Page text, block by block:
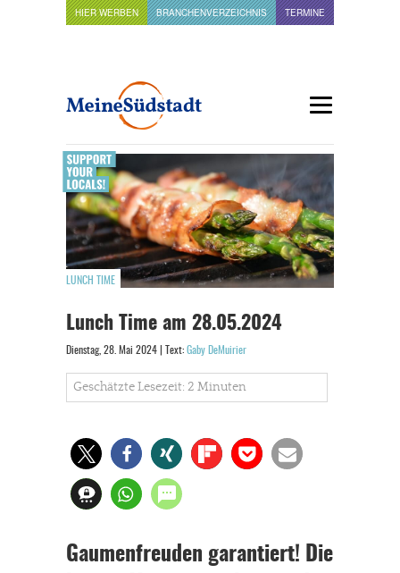
HIER WERBEN BRANCHENVERZEICHNIS TERMINE
LUNCH TIME
Lunch Time am 28.05.2024
Dienstag, 28. Mai 2024 | Text: Gaby DeMuirier
Geschätzte Lesezeit: 2 Minuten
Gaumenfreuden garantiert! Die